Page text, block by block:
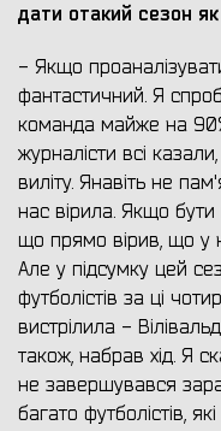
дати отакий сезон
- Якщо
фантастичний. Я
команда майже на
журналісти всі
виліту. Янавіть не
нас вірила. Якщо
що прямо вірив, що у
Але у підсумку цей
футболістів за ці
вистрілила -
також, набрав хід. Я
не завершувався
багато футболістів,